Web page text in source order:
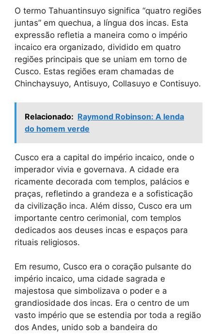
O termo Tahuantinsuyo significa “quatro regiões
juntas” em quechua, a língua dos incas. Esta
expressão refletia a maneira como o império
incaico era organizado, dividido em quatro
regiões principais que se uniam em torno de
Cusco. Estas regiões eram chamadas de
Chinchaysuyo, Antisuyo, Collasuyo e Contisuyo.
Relacionado: Raymond Robinson: A lenda
do homem verde
Cusco era a capital do império incaico, onde o
imperador vivia e governava. A cidade era
ricamente decorada com templos, palácios e
praças, refletindo a grandeza e a sofisticação
da civilização inca. Além disso, Cusco era um
importante centro cerimonial, com templos
dedicados aos deuses incas e espaços para
rituais religiosos.
Em resumo, Cusco era o coração pulsante do
império incaico, uma cidade sagrada e
majestosa que simbolizava o poder e a
grandiosidade dos incas. Era o centro de um
vasto império que se estendia por toda a região
dos Andes, unido sob a bandeira do